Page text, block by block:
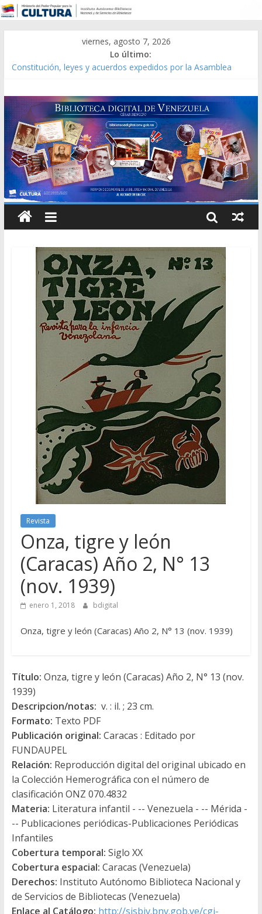
viernes, agosto 7, 2026
Lo último:
Constitución, leyes y acuerdos expedidos por la Asamblea
Modesta Bor Sánchez [material gráfico]
Gaceta Oficial de la República de Venezuela año CXXXIII Mes V,
Caracas 09 de marzo de 2006 N° 38.394
Catálogo temático de obras de Modesta Bor
Revista
Onza, tigre y león
(Caracas) Año 2, N° 13
(nov. 1939)
enero 1, 2018 bdigital
Onza, tigre y león (Caracas) Año 2, N° 13 (nov. 1939)
Título: Onza, tigre y león (Caracas) Año 2, N° 13 (nov.
1939)
Descripcion/notas: v. : il. ; 23 cm.
Formato: Texto PDF
Publicación original: Caracas : Editado por
FUNDAUPEL
Relación: Reproducción digital del original ubicado en
la Colección Hemerográfica con el número de
clasificación ONZ 070.4832
Materia: Literatura infantil - -- Venezuela - -- Mérida -
-- Publicaciones periódicas-Publicaciones Periódicas
Infantiles
Cobertura temporal: Siglo XX
Cobertura espacial: Caracas (Venezuela)
Derechos: Instituto Autónomo Biblioteca Nacional y
de Servicios de Bibliotecas (Venezuela)
Enlace al Catálogo: http://sisbiv.bnv.gob.ve/cgi-